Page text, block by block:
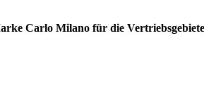
Carlo Milano für die